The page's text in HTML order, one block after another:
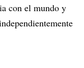
con el mundo y